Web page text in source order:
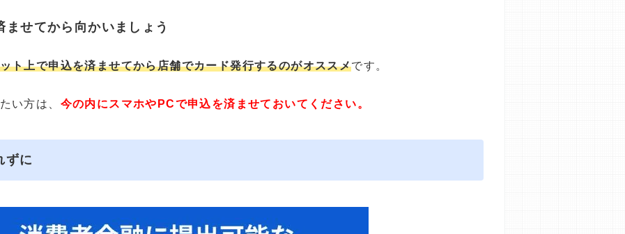
せてから向かいましょう
ト上で申込を済ませてから店舗でカード発行するのがオススメです。
い方は、 今の内にスマホやPCで申込を済ませておいてください。
ずに